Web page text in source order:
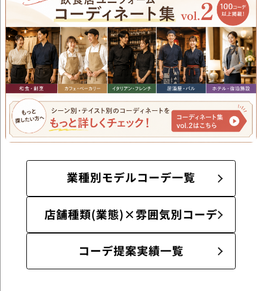
業種別モデルコーデ一覧
店舗種類(業態)×雰囲気別コーデ
コーデ提案実績一覧